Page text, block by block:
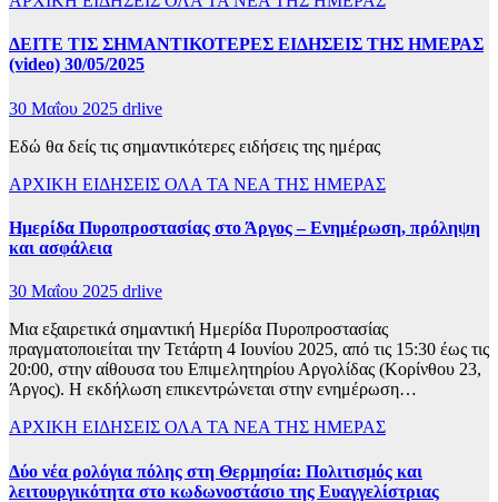
ΔΕΙΤΕ ΤΙΣ ΣΗΜΑΝΤΙΚΟΤΕΡΕΣ ΕΙΔΗΣΕΙΣ ΤΗΣ ΗΜΕΡΑΣ
(video) 30/05/2025
30 Μαΐου 2025 drlive
Εδώ θα δείς τις σημαντικότερες ειδήσεις της ημέρας
ΑΡΧΙΚΗ ΕΙΔΗΣΕΙΣ ΟΛΑ ΤΑ ΝΕΑ ΤΗΣ ΗΜΕΡΑΣ
Ημερίδα Πυροπροστασίας στο Άργος – Ενημέρωση, πρόληψη
και ασφάλεια
30 Μαΐου 2025 drlive
Μια εξαιρετικά σημαντική Ημερίδα Πυροπροστασίας
πραγματοποιείται την Τετάρτη 4 Ιουνίου 2025, από τις 15:30 έως τις
20:00, στην αίθουσα του Επιμελητηρίου Αργολίδας (Κορίνθου 23,
Άργος). Η εκδήλωση επικεντρώνεται στην ενημέρωση…
ΑΡΧΙΚΗ ΕΙΔΗΣΕΙΣ ΟΛΑ ΤΑ ΝΕΑ ΤΗΣ ΗΜΕΡΑΣ
Δύο νέα ρολόγια πόλης στη Θερμησία: Πολιτισμός και
λειτουργικότητα στο κωδωνοστάσιο της Ευαγγελίστριας